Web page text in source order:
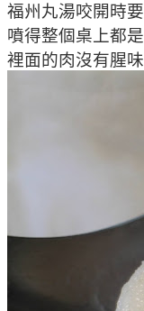
福州丸湯咬開時
噴得整個桌上都
裡面的肉沒有腥